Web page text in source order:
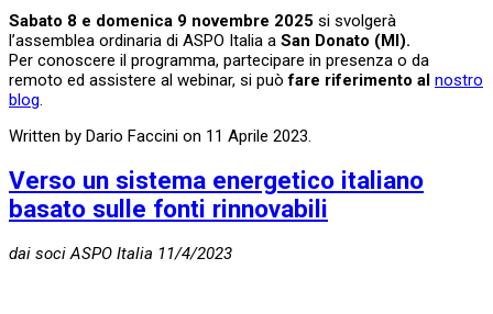
Sabato 8 e domenica 9 novembre 2025 si svolgerà
l’assemblea ordinaria di ASPO Italia a San Donato (MI).
Per conoscere il programma, partecipare in presenza o da
remoto ed assistere al webinar, si puòfare riferimento al nostro
blog
Written by Dario Faccini on 11 Aprile 2023
Verso un sistema energetico italiano
basato sulle fonti rinnovabili
dai soci ASPO Italia 11/4/2023